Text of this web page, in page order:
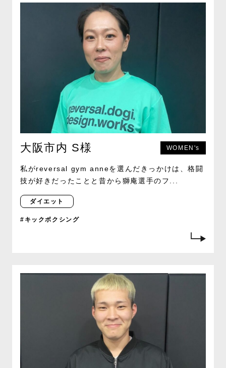
大阪市内 S様 WOMEN's
私がreversal gym anneを選んだきっかけは、格闘
技が好きだったことと昔から獅庵選手のフ...
ダイエット
#キックボクシング